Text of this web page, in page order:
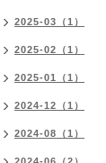
2025-03（1）
2025-02（1）
2025-01（1）
2024-12（1）
2024-08（1）